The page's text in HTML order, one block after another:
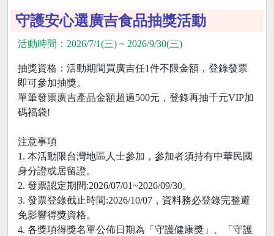
守護安心選廣吉食品抽獎活動
活動時間：2026/7/1(三) ~ 2026/9/30(三)
抽獎資格：活動期間買廣吉任1件不限金額，登錄發票
即可參加抽獎。
單筆發票廣吉產品金額超過500元，登錄再抽千元VIP加
碼福袋!
注意事項
1. 本活動限台灣地區人士參加，參加者須持有中華民國
身分證或居留證。
2. 發票認定期間:2026/07/01~2026/09/30。
3. 發票登錄截止時間:2026/10/07，資料務必登錄完整避
免影響得獎資格。
4. 各獎項得獎名單公佈日期為「守護健康獎」、「守護